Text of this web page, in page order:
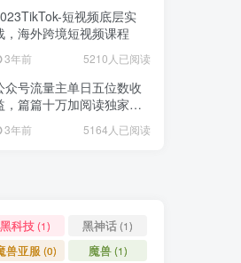
短视频底层实
，海外跨境短视频课程
3年前 5210人已阅读
众号流量主单日五位数收
，篇篇十万加阅读独家洗
工具必出爆款！
3年前 5164人已阅读
黑科技(1) 黑神话(1)
兽亚服 (0) 魔兽(1)